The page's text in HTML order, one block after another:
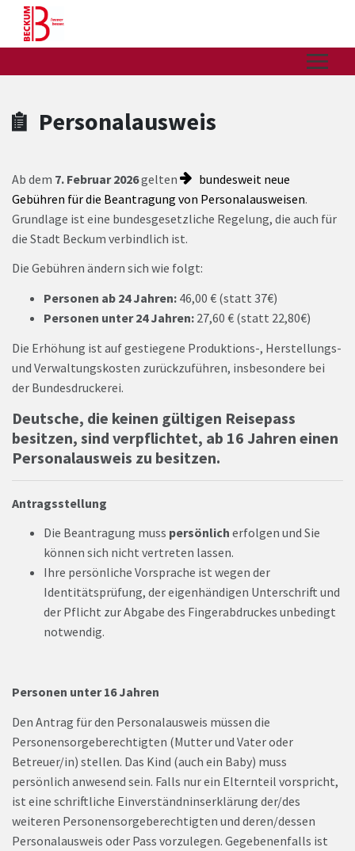
Zum Hauptinhalt springen
Personalausweis
Ab dem 7. Februar 2026gelten
bundesweit neue
Gebühren für die Beantragung von Personalausweisen.
Grundlage ist eine bundesgesetzliche Regelung, die auch für
die Stadt Beckum verbindlich ist.
Die Gebühren ändern sich wie folgt:
Personen ab 24 Jahren: 46,00 € (statt 37€)
Personen unter 24 Jahren: 27,60 € (statt 22,80€)
Die Erhöhung ist auf gestiegene Produktions-, Herstellungs-
und Verwaltungskosten zurückzuführen, insbesondere bei
der Bundesdruckerei.
Deutsche, die keinen gültigen Reisepass
besitzen, sind verpflichtet, ab 16 Jahren einen
Personalausweis zu besitzen.
Antragsstellung
Die Beantragung muss persönlich erfolgen und Sie
können sich nicht vertreten lassen.
Ihre persönliche Vorsprache ist wegen der
Identitätsprüfung, der eigenhändigen Unterschrift und
der Pflicht zur Abgabe des Fingerabdruckes unbedingt
notwendig.
Personen unter 16 Jahren
Den Antrag für den Personalausweis müssen die
Personensorgeberechtigten (Mutter und Vater oder
Betreuer/in) stellen. Das Kind (auch ein Baby) muss
persönlich anwesend sein. Falls nur ein Elternteil vorspricht,
ist eine schriftliche Einverständninserklärung der/des
weiteren Personensorgeberechtigten und deren/dessen
Personalausweis oder Pass vorzulegen. Gegebenenfalls ist